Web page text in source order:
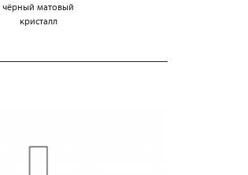
чёрный матовый
кристалл